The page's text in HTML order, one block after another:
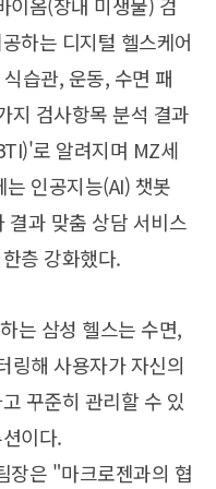
하는 디지털 헬스케어
습관, 운동, 수면 패
지 검사항목 분석 결과
로 알려지며 MZ세
인공지능(AI) 챗봇
결과 맞춤 상담 서비스
층 강화했다.
는 삼성 헬스는 수면,
링해 사용자가 자신의
꾸준히 관리할 수 있
이다.
장은 "마크로젠과의 협